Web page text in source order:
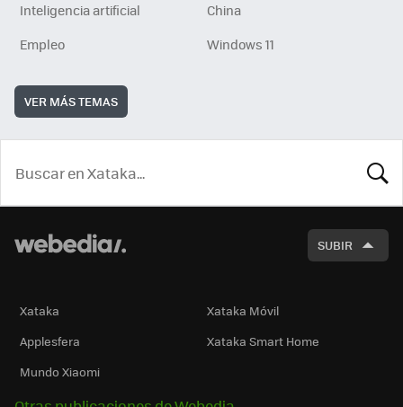
Inteligencia artificial
China
Empleo
Windows 11
VER MÁS TEMAS
SUBIR
Xataka
Xataka Móvil
Applesfera
Xataka Smart Home
Mundo Xiaomi